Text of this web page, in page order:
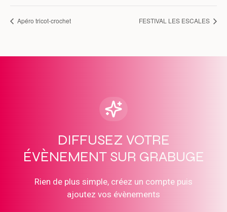
Apéro tricot-crochet FESTIVAL LES ESCALES
DIFFUSEZ VOTRE
ÉVÈNEMENT SUR GRABUGE
Rien de plus simple, créez un compte puis
ajoutez vos évènements